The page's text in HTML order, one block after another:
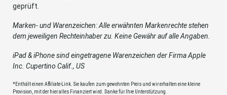
geprüft.
Marken- und Warenzeichen: Alle erwähnten Markenrechte stehen
dem jeweiligen Rechteinhaber zu. Keine Gewähr auf alle Angaben.
iPad & iPhone sind eingetragene Warenzeichen der Firma Apple
Inc. Cupertino Calif., US
*Enthält einen Affiliate-Link. Sie kaufen zum gewohnten Preis und wir erhalten eine kleine
Provision, mit der hier alles Finanziert wird. Danke für Ihre Unterstützung.